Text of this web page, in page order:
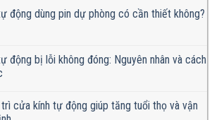
động dùng pin dự phòng có cần thiết không?
động bị lỗi không đóng: Nguyên nhân và cách
cửa kính tự động giúp tăng tuổi thọ và vận